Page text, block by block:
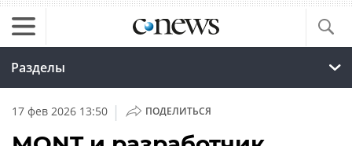
Разделы
17 фев 2026 13:50 | ПОДЕЛИТЬСЯ